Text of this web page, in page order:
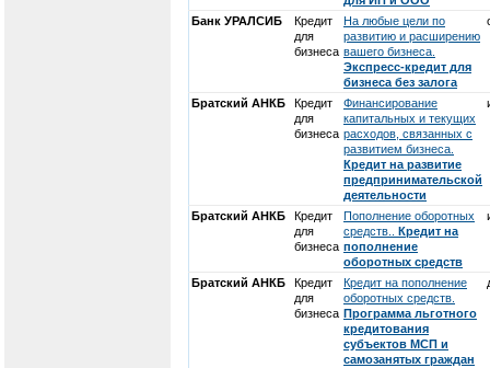
Банк УРАЛСИБ
Кредит
для
бизнеса
На любые цели по
развитию и расширению
вашего бизнеса.
Экспресс-кредит для
бизнеса без залога
Братский АНКБ
Кредит
для
бизнеса
Финансирование
капитальных и текущих
расходов, связанных с
развитием бизнеса.
Кредит на развитие
предпринимательской
деятельности
Братский АНКБ
Кредит
для
бизнеса
Пополнение оборотных
средств.. Кредит на
пополнение
оборотных средств
Братский АНКБ
Кредит
для
бизнеса
Кредит на пополнение
оборотных средств.
Программа льготного
кредитования
субъектов МСП и
самозанятых граждан